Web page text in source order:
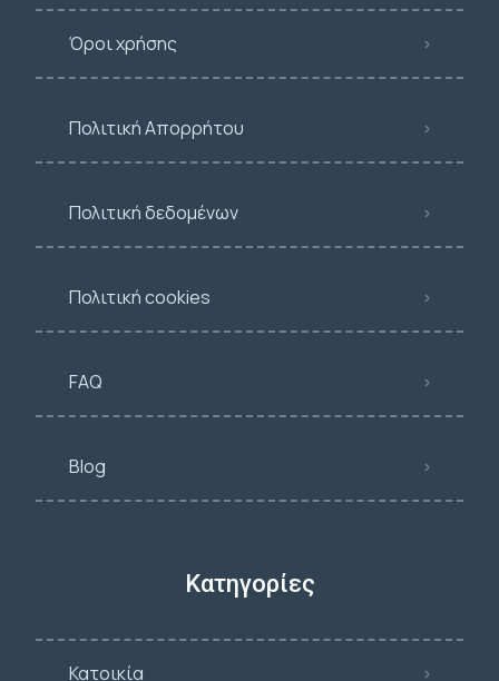
Όροι χρήσης
Πολιτική Απορρήτου
Πολιτική δεδομένων
Πολιτική cookies
FAQ
Blog
Κατηγορίες
Κατοικία